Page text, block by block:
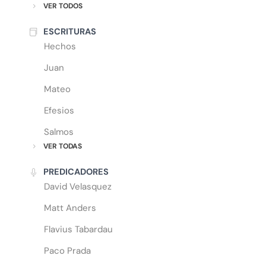
VER TODOS
ESCRITURAS
Hechos
Juan
Mateo
Efesios
Salmos
VER TODAS
PREDICADORES
David Velasquez
Matt Anders
Flavius Tabardau
Paco Prada